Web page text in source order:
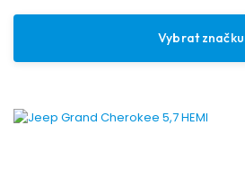
Vybrat značku